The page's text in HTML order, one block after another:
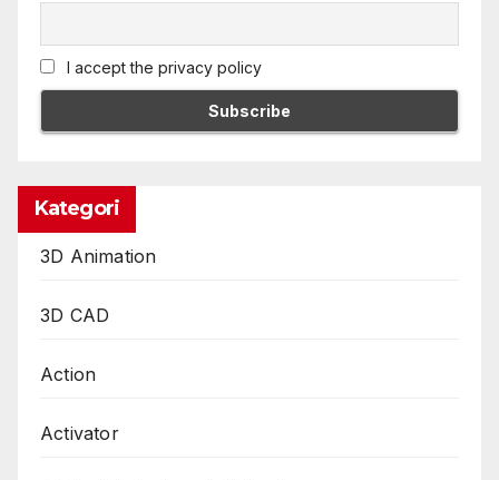
I accept the privacy policy
Kategori
3D Animation
3D CAD
Action
Activator